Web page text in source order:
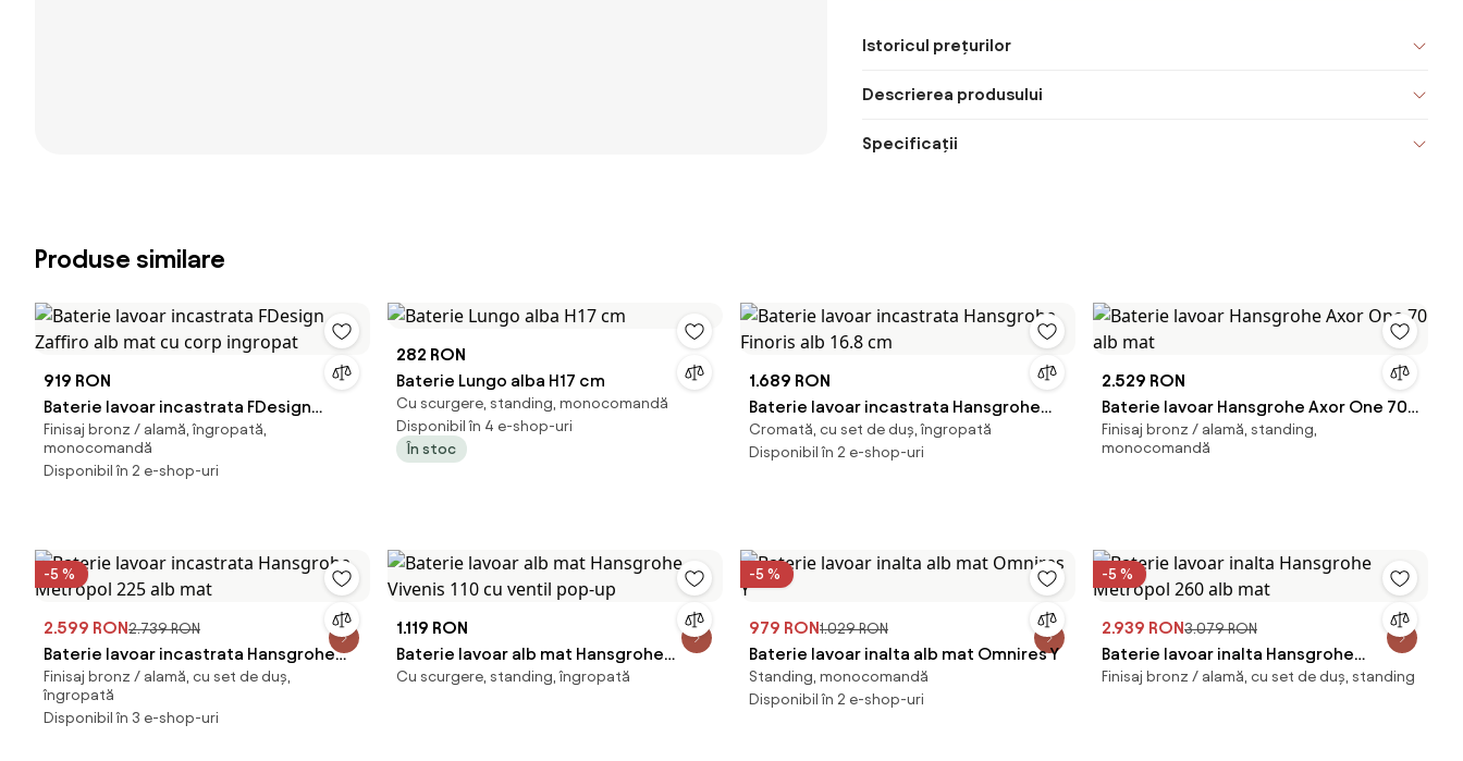
Istoricul prețurilor
Descrierea produsului
Specificații
Produse similare
919 RON
Baterie lavoar incastrata FDesign
Zaffiro alb mat cu corp ingropat
Finisaj bronz / alamă, îngropată,
monocomandă
Disponibil în 2 e-shop-uri
282 RON
Baterie Lungo alba H17 cm
Cu scurgere, standing, monocomandă
Disponibil în 4 e-shop-uri
În stoc
1.689 RON
Baterie lavoar incastrata Hansgrohe
Finoris alb 16.8 cm
Cromată, cu set de duș, îngropată
Disponibil în 2 e-shop-uri
2.529 RON
Baterie lavoar Hansgrohe Axor One 70
alb mat
Finisaj bronz / alamă, standing,
monocomandă
-5 %
2.599 RON2.739 RON
Baterie lavoar incastrata Hansgrohe
Metropol 225 alb mat
Finisaj bronz / alamă, cu set de duș,
îngropată
Disponibil în 3 e-shop-uri
1.119 RON
Baterie lavoar alb mat Hansgrohe
Vivenis 110 cu ventil pop-up
Cu scurgere, standing, îngropată
-5 %
979 RON1.029 RON
Baterie lavoar inalta alb mat Omnires Y
Standing, monocomandă
Disponibil în 2 e-shop-uri
-5 %
2.939 RON3.079 RON
Baterie lavoar inalta Hansgrohe
Metropol 260 alb mat
Finisaj bronz / alamă, cu set de duș, standing